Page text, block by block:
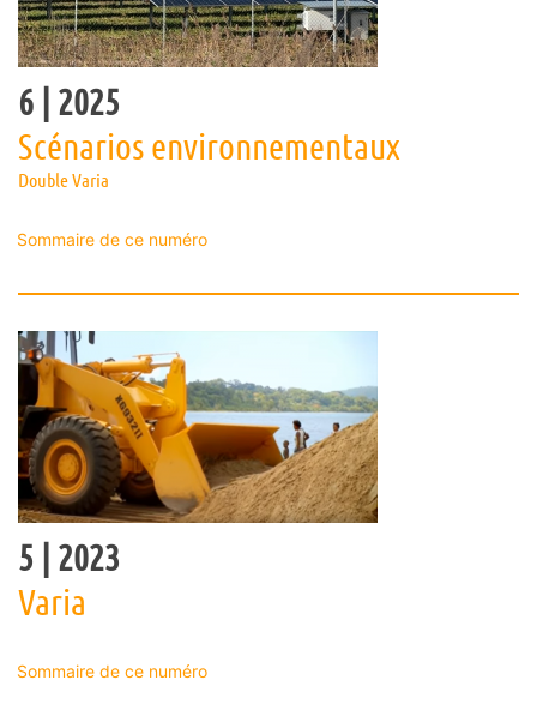
6 | 2025
Scénarios environnementaux
Double Varia
Sommaire de ce numéro
5 | 2023
Varia
Sommaire de ce numéro